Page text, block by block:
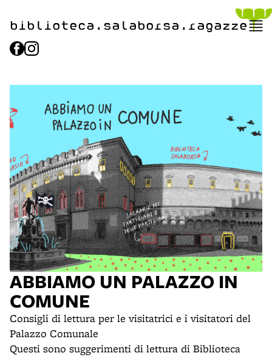
biblioteca.​salaborsa.ragazze
ABBIAMO UN PALAZZO IN
COMUNE
Consigli di lettura per le visitatrici e i visitatori del
Palazzo Comunale
Questi sono suggerimenti di lettura di Biblioteca